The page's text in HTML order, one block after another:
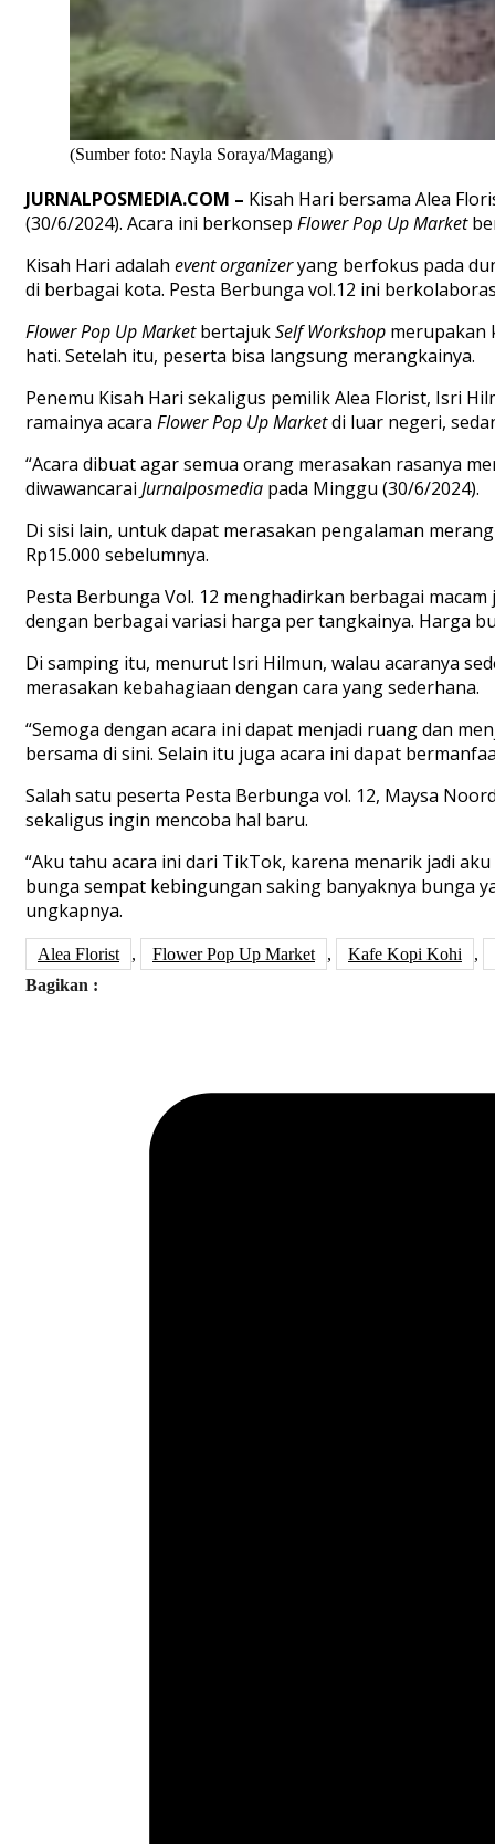
(Sumber foto: Nayla Soraya/Magang)
JURNALPOSMEDIA.COM – Kisah Hari bersama Alea
(30/6/2024). Acara ini berkonsep Flower Pop UpMarket
Kisah Hari adalah event organizeryang berfokus pada
di berbagai kota. Pesta Berbunga vol.12 ini
Flower Pop Up MarketbertajukSelf Workshop merupakan
hati. Setelah itu, peserta bisa langsung merangkainya.
Penemu Kisah Hari sekaligus pemilikAlea Florist, Isri
ramainya acara Flower Pop Up Marketdi luar negeri,
“Acara dibuat agar semua orang merasakan rasanya
diwawancarai Jurnalposmedia pada Minggu (30/6/2024).
Di sisi lain, untukdapat merasakan pengalaman
Rp15.000 sebelumnya.
Pesta Berbunga Vol. 12 menghadirkan berbagai
dengan berbagai variasi harga pertangkainya. Harga
Di samping itu, menurut Isri Hilmun, walau acaranya
merasakan kebahagiaan dengan cara yang sederhana.
“Semoga dengan acara ini dapat menjadi ruang dan
bersama di sini. Selain itu juga acara ini dapat
Salah satu peserta Pesta Berbunga vol. 12, Maysa
sekaligus ingin mencoba hal baru.
“Aku tahu acara ini dari TikTok, karena menarik jadi aku
bunga sempat kebingungan saking banyaknya bunga
ungkapnya.
Alea Florist , Flower Pop Up Market , Kafe Kopi Kohi
,
Bagikan :